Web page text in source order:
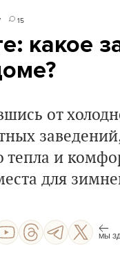
15
какое
от
и
для
МЫ